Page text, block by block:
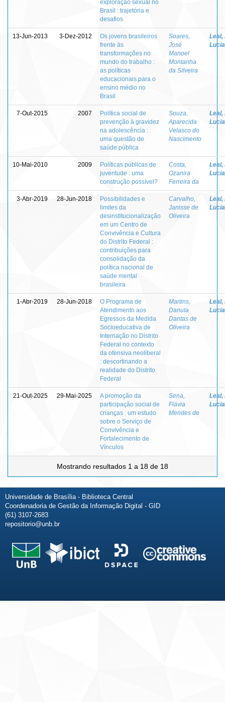
exploração sexual no
Brasil : trajetória e
desafios
13-Jun-2013 3-Dez-2012
Os jovens brasileiros
frente às
transformações no
mundo do trabalho :
as políticas
educacionais para o
ensino médio no
Brasil
Soares,
José
Manoel
Montanha
da Silveira
Leal,
7-Out-2015 2007
Política social de
prevenção à gravidez
na adolescência :
uma questão de
saúde pública
Souza,
Aparecida
Velasco do
Nascimento
Leal,
10-Mai-2010 2009
Políticas públicas de
juventude : uma
construção possível?
Costa,
Ozanira
Ferreira da
Leal,
3-Abr-2019 28-Jun-2018
Possibilidades e
limites da
desinstitucionalização
em um Centro de
Convivência e Cultura
do Distrito Federal :
contribuições para
consolidação da
política nacional de
saúde mental
brasileira
Carvalho,
Janisse de
Oliveira
Leal,
1-Abr-2019 28-Jun-2018
O Programa de
Atendimento aos
Egressos da Medida
Socioeducativa de
Internação no Distrito
Federal no contexto
da ofensiva neoliberal
: descortinando a
realidade do Distrito
Federal
Martins,
Danuta
Dantas de
Oliveira
Leal,
21-Out-2025 29-Mai-2025
A promoção da
participação social de
crianças : um estudo
sobre o Serviço de
Convivência e
Fortalecimento de
Vínculos
Sena,
Flávia
Mendes de
Leal,
Mostrando resultados 1 a 18 de 18
Universidade de Brasília - Biblioteca Central
Coordenadoria de Gestão da Informação Digital - GID
(61) 3107-2683
repositorio@unb.br